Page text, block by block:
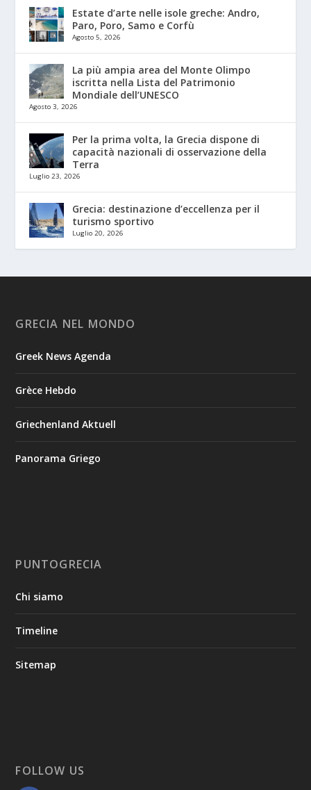
Estate d’arte nelle isole greche: Andro,
Paro, Poro, Samo e Corfù
Agosto 5, 2026
La più ampia area del Monte Olimpo
iscritta nella Lista del Patrimonio
Mondiale dell’UNESCO
Agosto 3, 2026
Per la prima volta, la Grecia dispone di
capacità nazionali di osservazione della
Terra
Luglio 23, 2026
Grecia: destinazione d’eccellenza per il
turismo sportivo
Luglio 20, 2026
GRECIA NEL MONDO
Greek News Agenda
Grèce Hebdo
Griechenland Aktuell
Panorama Griego
PUNTOGRECIA
Chi siamo
Timeline
Sitemap
FOLLOW US